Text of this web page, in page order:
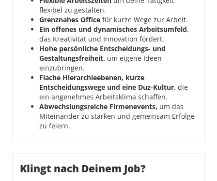
flexibel zu gestalten.
Grenznahes Office für kurze Wege zur Arbeit.
Ein offenes und dynamisches Arbeitsumfeld,
das Kreativität und Innovation fördert.
Hohe persönliche Entscheidungs- und
Gestaltungsfreiheit, um eigene Ideen
einzubringen.
Flache Hierarchieebenen, kurze
Entscheidungswege und eine Duz-Kultur, die
ein angenehmes Arbeitsklima schaffen.
Abwechslungsreiche Firmenevents, um das
Miteinander zu stärken und gemeinsam Erfolge
zu feiern.
Klingt nach Deinem Job?